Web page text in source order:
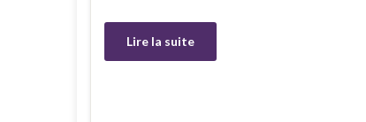
Lire la suite